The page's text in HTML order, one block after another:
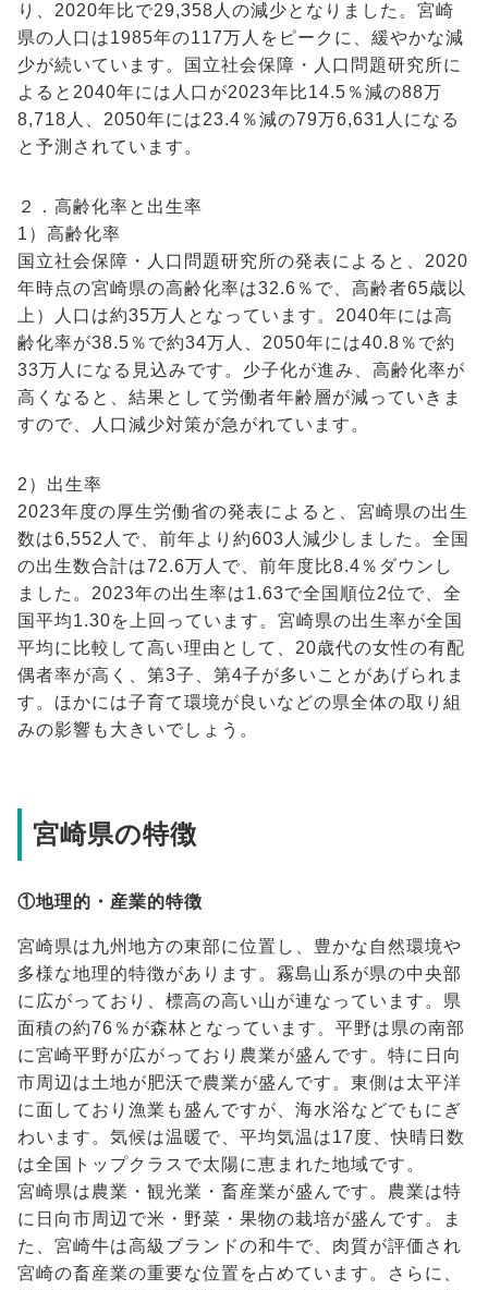
り、2020年比で29,358人の減少となりました。宮崎
県の人口は1985年の117万人をピークに、緩やかな減
少が続いています。国立社会保障・人口問題研究所に
よると2040年には人口が2023年比14.5％減の88万
8,718人、2050年には23.4％減の79万6,631人になる
と予測されています。
２．高齢化率と出生率
1）高齢化率
国立社会保障・人口問題研究所の発表によると、2020
年時点の宮崎県の高齢化率は32.6％で、高齢者65歳以
上）人口は約35万人となっています。2040年には高
齢化率が38.5％で約34万人、2050年には40.8％で約
33万人になる見込みです。少子化が進み、高齢化率が
高くなると、結果として労働者年齢層が減っていきま
すので、人口減少対策が急がれています。
2）出生率
2023年度の厚生労働省の発表によると、宮崎県の出生
数は6,552人で、前年より約603人減少しました。全国
の出生数合計は72.6万人で、前年度比8.4％ダウンし
ました。2023年の出生率は1.63で全国順位2位で、全
国平均1.30を上回っています。宮崎県の出生率が全国
平均に比較して高い理由として、20歳代の女性の有配
偶者率が高く、第3子、第4子が多いことがあげられま
す。ほかには子育て環境が良いなどの県全体の取り組
みの影響も大きいでしょう。
宮崎県の特徴
①地理的・産業的特徴
宮崎県は九州地方の東部に位置し、豊かな自然環境や
多様な地理的特徴があります。霧島山系が県の中央部
に広がっており、標高の高い山が連なっています。県
面積の約76％が森林となっています。平野は県の南部
に宮崎平野が広がっており農業が盛んです。特に日向
市周辺は土地が肥沃で農業が盛んです。東側は太平洋
に面しており漁業も盛んですが、海水浴などでもにぎ
わいます。気候は温暖で、平均気温は17度、快晴日数
は全国トップクラスで太陽に恵まれた地域です。
宮崎県は農業・観光業・畜産業が盛んです。農業は特
に日向市周辺で米・野菜・果物の栽培が盛んです。ま
た、宮崎牛は高級ブランドの和牛で、肉質が評価され
宮崎の畜産業の重要な位置を占めています。さらに、